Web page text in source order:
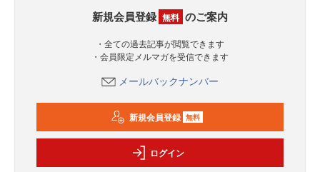
新規会員登録 無料 のご案内
・全ての過去記事が閲覧できます
・会員限定メルマガを受信できます
メールバックナンバー
新規会員登録 無料
ログイン